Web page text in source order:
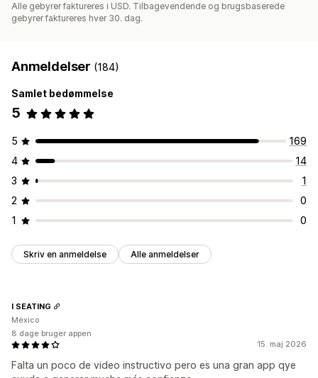
Alle gebyrer faktureres i USD. Tilbagevendende og brugsbaserede
gebyrer faktureres hver 30. dag.
Anmeldelser (184)
Samlet bedømmelse
5
5
169
4
14
3
1
2
0
1
0
Skriv en anmeldelse Alle anmeldelser
15. maj 2026
Falta un poco de video instructivo pero es una gran app qye
I SEATING
Mexico
8 dage bruger appen